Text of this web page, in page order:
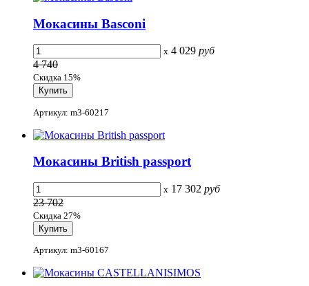
Мокасины Basconi
x 4 029 руб
4 740
Скидка 15%
Артикул: m3-60217
Мокасины British passport
x 17 302 руб
23 702
Скидка 27%
Артикул: m3-60167